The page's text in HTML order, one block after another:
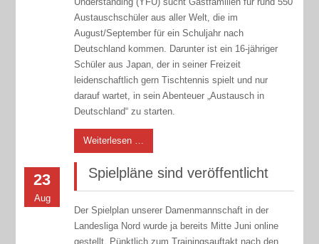
Austauschschüler aus aller Welt, die im
August/September für ein Schuljahr nach
Deutschland kommen. Darunter ist ein 16-jähriger
Schüler aus Japan, der in seiner Freizeit
leidenschaftlich gern Tischtennis spielt und nur
darauf wartet, in sein Abenteuer „Austausch in
Deutschland“ zu starten.
Weiterlesen …
23
Aug
Spielpläne sind veröffentlicht
Der Spielplan unserer Damenmannschaft in der
Landesliga Nord wurde ja bereits Mitte Juni online
gestellt. Pünktlich zum Trainingsauftakt nach den